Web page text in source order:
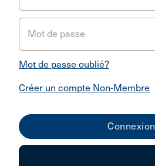
Mot de passe
Mot de passe oublié?
Créer un compte Non-Membre